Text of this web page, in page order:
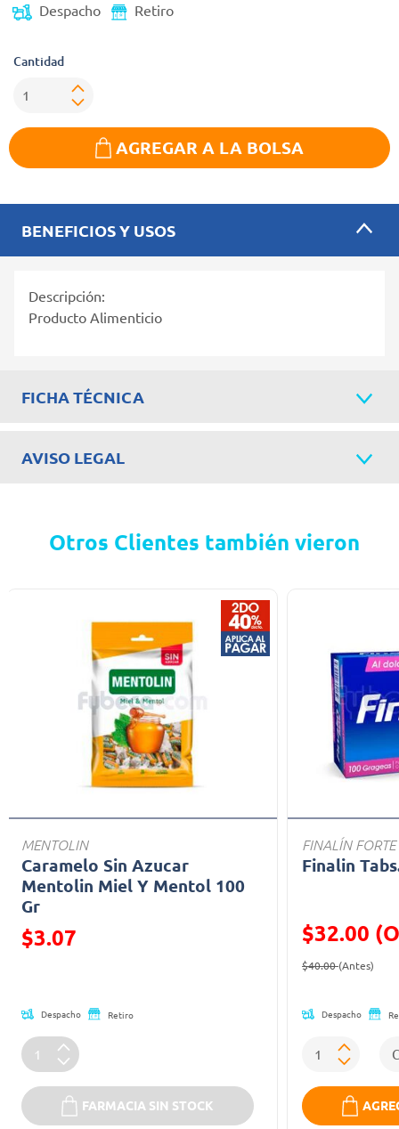
Despacho Retiro
Cantidad
AGREGAR A LA BOLSA
BENEFICIOS Y USOS
Descripción:
Producto Alimenticio
FICHA TÉCNICA
AVISO LEGAL
Otros Clientes también vieron
MENTOLIN
Caramelo Sin Azucar
Mentolin Miel Y Mentol 100
Gr
Precio reducido de
$3.07
Despacho Retiro
FARMACIA SIN STOCK
FINALÍN FORTE
Finalin
$32.00
Precio
$40.00(Antes)
Despacho